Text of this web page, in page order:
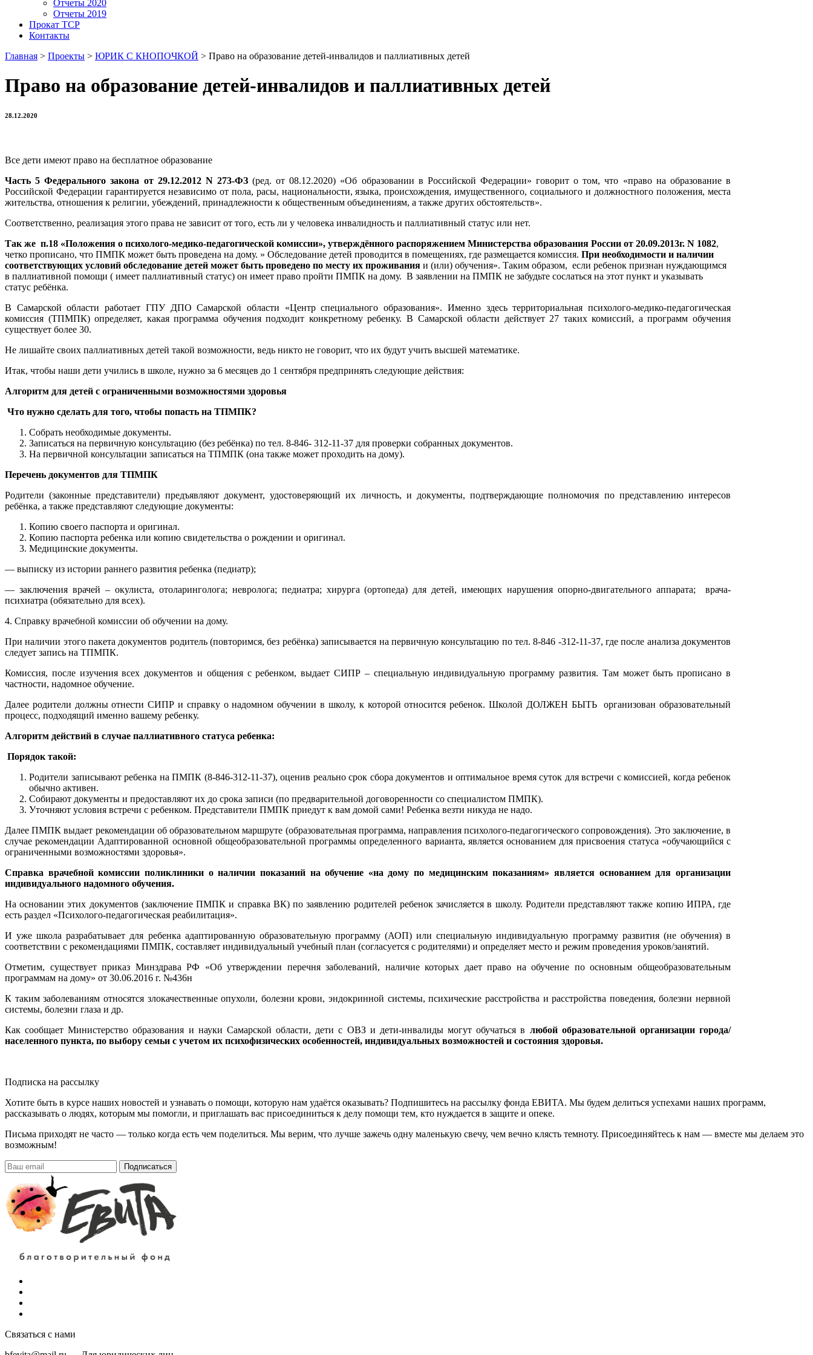
Отчеты 2020
Отчеты 2019
Прокат ТСР
Контакты
Главная > Проекты > ЮРИК С КНОПОЧКОЙ > Право на образование детей-инвалидов и паллиативных детей
Право на образование детей-инвалидов и паллиативных детей
28.12.2020
Все дети имеют право на бесплатное образование
Часть 5 Федерального закона от 29.12.2012 N 273-ФЗ(ред. от 08.12.2020) «Об образовании в Российской Федерации» говорит о том, что «право на образование в
Российской Федерации гарантируется независимо от пола, расы, национальности, языка, происхождения, имущественного, социального и должностного положения, места
жительства, отношения к религии, убеждений, принадлежности к общественным объединениям, а также других обстоятельств».
Соответственно, реализация этого права не зависит от того, есть ли у человека инвалидность и паллиативный статус или нет.
Так же п.18 «Положения о психолого-медико-педагогической комиссии», утверждённого распоряжением Министерства образования России от 20.09.2013г. N 1082,
четко прописано, что ПМПК может быть проведена на дому. » Обследование детей проводится в помещениях, где размещается комиссия. При необходимости и наличии
соответствующих условий обследование детей может быть проведено по месту их проживания и (или) обучения». Таким образом, если ребенок признан нуждающимся
в паллиативной помощи ( имеет паллиативный статус) он имеет право пройти ПМПК на дому. В заявлении на ПМПК не забудьте сослаться на этот пункт и указывать
статус ребёнка.
В Самарской области работает ГПУ ДПО Самарской области «Центр специального образования». Именно здесь территориальная психолого-медико-педагогическая
комиссия (ТПМПК) определяет, какая программа обучения подходит конкретному ребенку. В Самарской области действует 27 таких комиссий, а программ обучения
существует более 30.
Не лишайте своих паллиативных детей такой возможности, ведь никто не говорит, что их будут учить высшей математике.
Итак, чтобы наши дети учились в школе, нужно за 6 месяцев до 1 сентября предпринять следующие действия:
Алгоритм для детей с ограниченными возможностями здоровья
Что нужно сделать для того, чтобы попасть на ТПМПК?
Собрать необходимые документы.
Записаться на первичную консультацию (без ребёнка) по тел. 8-846- 312-11-37 для проверки собранных документов.
На первичной консультации записаться на ТПМПК (она также может проходить на дому).
Перечень документов для ТПМПК
Родители (законные представители) предъявляют документ, удостоверяющий их личность, и документы, подтверждающие полномочия по представлению интересов
ребёнка, а также представляют следующие документы:
Копию своего паспорта и оригинал.
Копию паспорта ребенка или копию свидетельства о рождении и оригинал.
Медицинские документы.
— выписку из истории раннего развития ребенка (педиатр);
— заключения врачей – окулиста, отоларинголога; невролога; педиатра; хирурга (ортопеда) для детей, имеющих нарушения опорно-двигательного аппарата; врача-
психиатра (обязательно для всех).
4. Справку врачебной комиссии об обучении на дому.
При наличии этого пакета документов родитель (повторимся, без ребёнка) записывается на первичную консультацию по тел. 8-846 -312-11-37, где после анализа документов
следует запись на ТПМПК.
Комиссия, после изучения всех документов и общения с ребенком, выдает СИПР – специальную индивидуальную программу развития. Там может быть прописано в
частности, надомное обучение.
Далее родители должны отнести СИПР и справку о надомном обучении в школу, к которой относится ребенок. Школой ДОЛЖЕН БЫТЬ организован образовательный
процесс, подходящий именно вашему ребенку.
Алгоритм действий в случае паллиативного статуса ребенка:
Порядок такой:
Родители записывают ребенка на ПМПК (8-846-312-11-37), оценив реально срок сбора документов и оптимальное время суток для встречи с комиссией, когда ребенок
обычно активен.
Собирают документы и предоставляют их до срока записи (по предварительной договоренности со специалистом ПМПК).
Уточняют условия встречи с ребенком. Представители ПМПК приедут к вам домой сами! Ребенка везти никуда не надо.
Далее ПМПК выдает рекомендации об образовательном маршруте (образовательная программа, направления психолого-педагогического сопровождения). Это заключение, в
случае рекомендации Адаптированной основной общеобразовательной программы определенного варианта, является основанием для присвоения статуса «обучающийся с
ограниченными возможностями здоровья».
Справка врачебной комиссии поликлиники о наличии показаний на обучение «на дому по медицинским показаниям» является основанием для организации
индивидуального надомного обучения.
На основании этих документов (заключение ПМПК и справка ВК) по заявлению родителей ребенок зачисляется в школу. Родители представляют также копию ИПРА, где
есть раздел «Психолого-педагогическая реабилитация».
И уже школа разрабатывает для ребенка адаптированную образовательную программу (АОП) или специальную индивидуальную программу развития (не обучения) в
соответствии с рекомендациями ПМПК, составляет индивидуальный учебный план (согласуется с родителями) и определяет место и режим проведения уроков/занятий.
Отметим, существует приказ Минздрава РФ «Об утверждении перечня заболеваний, наличие которых дает право на обучение по основным общеобразовательным
программам на дому» от 30.06.2016 г. №436н
К таким заболеваниям относятся злокачественные опухоли, болезни крови, эндокринной системы, психические расстройства и расстройства поведения, болезни нервной
системы, болезни глаза и др.
Как сообщает Министерство образования и науки Самарской области, дети с ОВЗ и дети-инвалиды могут обучаться в любой образовательной организации города/
населенного пункта, по выбору семьи с учетом их психофизических особенностей, индивидуальных возможностей и состояния здоровья.
Подписка на рассылку
Хотите быть в курсе наших новостей и узнавать о помощи, которую нам удаётся оказывать? Подпишитесь на рассылку фонда ЕВИТА. Мы будем делиться успехами наших программ,
рассказывать о людях, которым мы помогли, и приглашать вас присоединиться к делу помощи тем, кто нуждается в защите и опеке.
Письма приходят не часто — только когда есть чем поделиться. Мы верим, что лучше зажечь одну маленькую свечу, чем вечно клясть темноту. Присоединяйтесь к нам — вместе мы делаем это
возможным!
Подписаться
Связаться с нами